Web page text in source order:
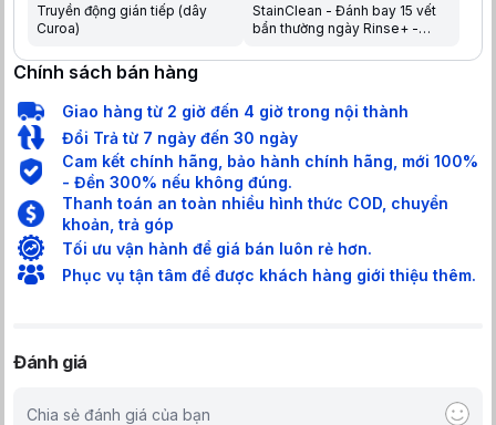
Truyền động gián tiếp (dây
Curoa)
StainClean - Đánh bay 15 vết
bẩn thường ngày Rinse+ -
chu kỳ giặt Công nghệ cảm
phỏng giặt tay
Chính sách bán hàng
Giao hàng từ 2 giờ đến 4 giờ trong nội thành
Đổi Trả từ 7 ngày đến 30 ngày
Cam kết chính hãng, bảo hành chính hãng, mới 100%
- Đền 300% nếu không đúng.
Thanh toán an toàn nhiều hình thức COD, chuyển
khoản, trả góp
Tối ưu vận hành để giá bán luôn rẻ hơn.
Phục vụ tận tâm để được khách hàng giới thiệu thêm.
Đánh giá
Chia sẻ đánh giá của bạn